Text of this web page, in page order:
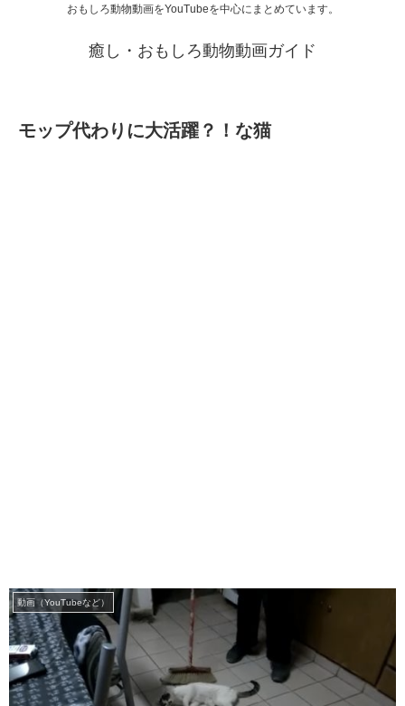
おもしろ動物動画をYouTubeを中心にまとめています。
癒し・おもしろ動物動画ガイド
モップ代わりに大活躍？！な猫
動画（YouTubeなど）